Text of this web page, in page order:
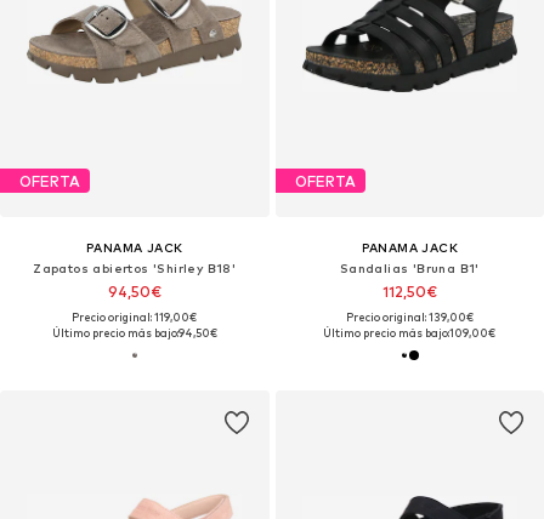
OFERTA
PANAMA JACK
Zapatos abiertos 'Shirley B18'
94,50€
Precio original: 119,00€
Último precio más bajo:94,50€
OFERTA
PANAMA JACK
Sandalias 'Bruna B1'
112,50€
Precio original: 139,00€
Último precio más bajo:109,00€